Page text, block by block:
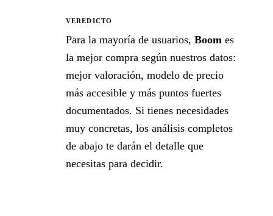
VEREDICTO
Para la mayoría de usuarios, Boom es
la mejor compra según nuestros datos:
mejor valoración, modelo de precio
más accesible y más puntos fuertes
documentados. Si tienes necesidades
muy concretas, los análisis completos
de abajo te darán el detalle que
necesitas para decidir.